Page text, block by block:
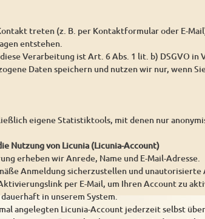
treten (z. B. per Kontaktformular oder E-
entstehen.
Verarbeitung ist Art. 6 Abs. 1 lit. b) DSGVO in
Daten speichern und nutzen wir nur, wenn
eigene Statistiktools, mit denen nur
Nutzung von Licunia (Licunia-Account)
erheben wir Anrede, Name und E-Mail-Adresse.
Anmeldung sicherzustellen und
per E-Mail, um Ihren Account zu
in unserem System.
angelegten Licunia-Account jederzeit selbst